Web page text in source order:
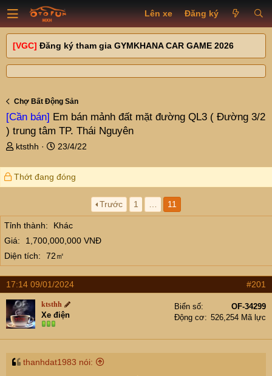
Lên xe Đăng ký
[VGC] Đăng ký tham gia GYMKHANA CAR GAME 2026
Chợ Bất Động Sản
[Cần bán] Em bán mảnh đất mặt đường QL3 ( Đường 3/2
) trung tâm TP. Thái Nguyên
T
r
e
s
t
a
t
r
ktsthh
N
à
y
i
23/4/22
Thớt đang đóng
Trước 1 11
Tỉnh thành
Khác
Giá
1,700,000,000 VNĐ
Diện tích
72㎡
17:14 09/01/2024 #201
ktsthh
Xe điện
Biển số
OF-34299
Động cơ
526,254 Mã lực
thanhdat1983 nói: